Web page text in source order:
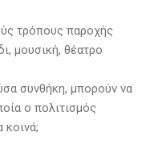
τρόπους παροχής
μουσική, θέατρο
συνθήκη, μπορούν να
ο πολιτισμός
κοινά;